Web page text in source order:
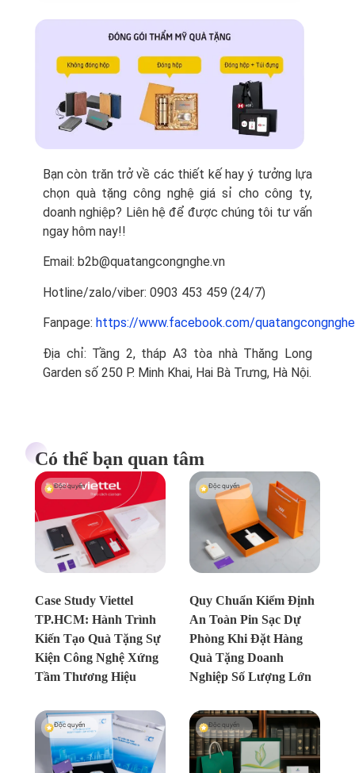
Bạn còn trăn trở về các thiết kế hay ý tưởng lựa
chọn quà tặng công nghệ giá sỉ cho công ty,
doanh nghiệp? Liên hệ để được chúng tôi tư vấn
ngay hôm nay!!
Email: b2b@quatangcongnghe.vn
Hotline/zalo/viber: 0903 453 459 (24/7)
Fanpage: https://www.facebook.com/
Địa chỉ: Tầng 2, tháp A3 tòa nhà Thăng Long
Garden số 250 P. Minh Khai, Hai Bà Trưng, Hà Nội.
Có thể bạn quan tâm
Case Study Viettel
TP.HCM: Hành Trình
Kiến Tạo Quà Tặng Sự
Kiện Công Nghệ Xứng
Tầm Thương Hiệu
Độc quyền
Quy Chuẩn Kiểm Định
An Toàn Pin Sạc Dự
Phòng Khi Đặt Hàng
Quà Tặng Doanh
Nghiệp Số Lượng Lớn
Độc quyền
Độc quyền Độc quyền